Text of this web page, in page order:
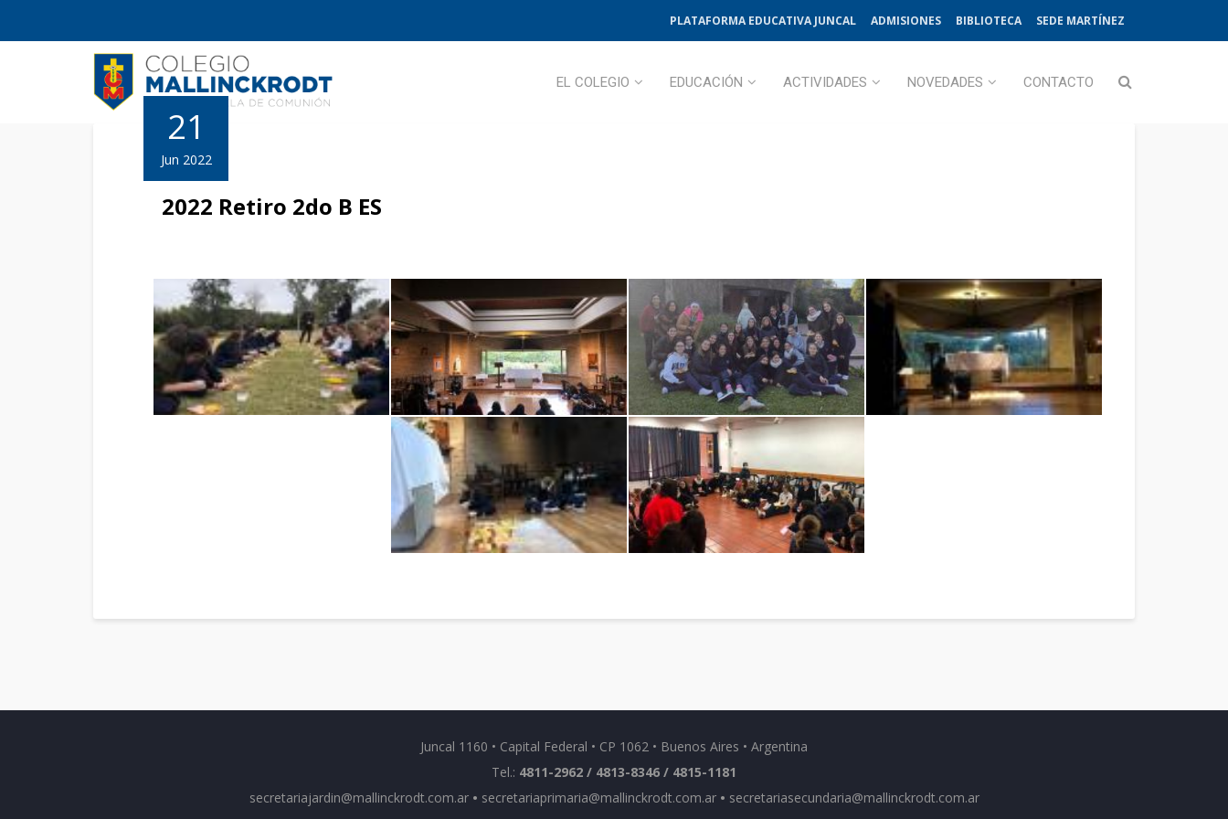
PLATAFORMA EDUCATIVA JUNCAL ADMISIONES BIBLIOTECA SEDE MARTÍNEZ
EL COLEGIO EDUCACIÓN ACTIVIDADES NOVEDADES CONTACTO
21
Jun 2022
2022 Retiro 2do B ES
Juncal 1160 • Capital Federal • CP 1062 • Buenos Aires • Argentina
Tel.: 4811-2962 / 4813-8346 / 4815-1181
secretariajardin@mallinckrodt.com.ar • secretariaprimaria@mallinckrodt.com.ar • secretariasecundaria@mallinckrodt.com.ar